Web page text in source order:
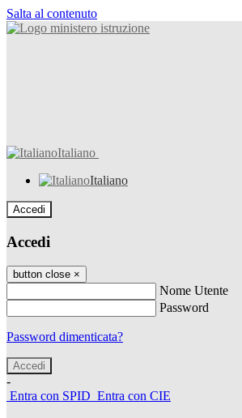
Salta al contenuto
Italiano
Italiano
Accedi
Accedi
button close ×
Nome Utente
Password
Password dimenticata?
-
Entra con SPID Entra con CIE